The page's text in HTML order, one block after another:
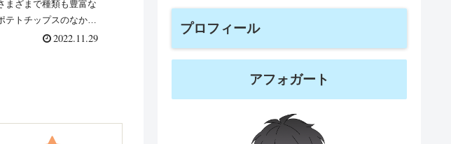
まざまで種類も豊富な
トチップスのなかか
してください♪2022.11.29
プロフィール
アフォガート